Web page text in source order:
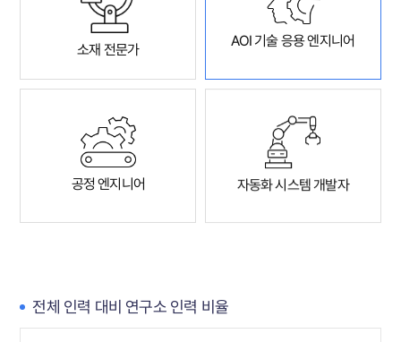
소재 전문가 AOI 기술 응용 엔지니어
공정 엔지니어 자동화 시스템 개발자
전체 인력 대비 연구소 인력 비율